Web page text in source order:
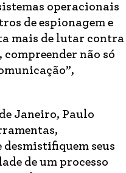
operacionais
de espionagem e
mais de lutar contra
não só
Janeiro, Paulo
seus
de um processo